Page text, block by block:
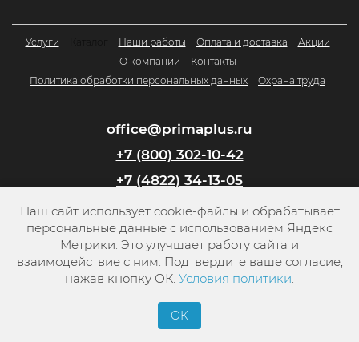
Услуги Наши работы Оплата и доставка
Акции
О компании
Контакты
Политика обработки персональных данных
Охрана труда
office@primaplus.ru
+7 (800) 302-10-42
+7 (4822) 34-13-05
Заказать обратный звонок
Наш сайт использует cookie-файлы и обрабатывает
персональные данные с использованием Яндекс
Метрики. Это улучшает работу сайта и
взаимодействие с ним. Подтвердите ваше согласие,
нажав кнопку ОК. Условия политики.
ОК